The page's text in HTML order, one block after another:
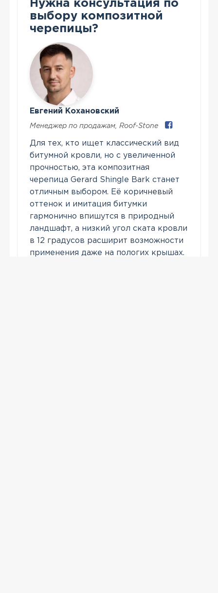
Нужна консультация по
выбору композитной
черепицы?
Евгений Кохановский
Менеджер по продажам, Roof-Stone
Для тех, кто ищет классический вид
битумной кровли, но с увеличенной
прочностью, эта композитная
черепица Gerard Shingle Bark станет
отличным выбором. Её коричневый
оттенок и имитация битумки
гармонично впишутся в природный
ландшафт, а низкий угол ската кровли
в 12 градусов расширит возможности
применения даже на пологих крышах.